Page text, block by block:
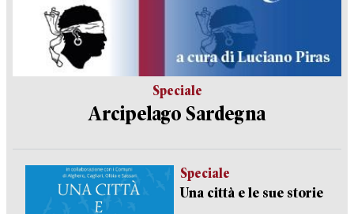
Speciale
Arcipelago Sardegna
Speciale
Una città e le sue storie